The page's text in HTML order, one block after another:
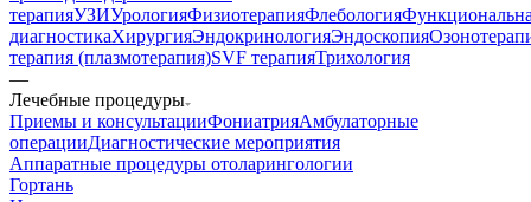
терапияУЗИУрологияФизиотерапияФлебология
диагностикаХирургияЭндокринологияЭндоскопия
терапия (плазмотерапия)SVF терапияТрихология
—
Лечебные процедуры
Приемы и консультацииФониатрияАмбулаторные
операцииДиагностические мероприятия
Аппаратные процедуры отоларингологии
Гортань